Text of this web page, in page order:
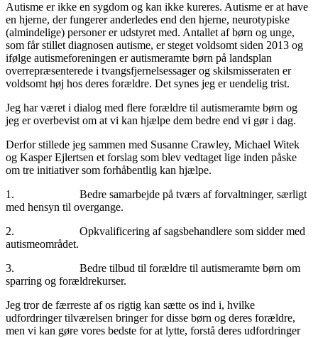
Autisme er ikke en sygdom og kan ikke kureres. Autisme er at have
en hjerne, der fungerer anderledes end den hjerne, neurotypiske
(almindelige) personer er udstyret med. Antallet af børn og unge,
som får stillet diagnosen autisme, er steget voldsomt siden 2013 og
ifølge autismeforeningen er autismeramte børn på landsplan
overrepræsenterede i tvangsfjernelsessager og skilsmisseraten er
voldsomt høj hos deres forældre. Det synes jeg er uendelig trist.
Jeg har været i dialog med flere forældre til autismeramte børn og
jeg er overbevist om at vi kan hjælpe dem bedre end vi gør i dag.
Derfor stillede jeg sammen med Susanne Crawley, Michael Witek
og Kasper Ejlertsen et forslag som blev vedtaget lige inden påske
om tre initiativer som forhåbentlig kan hjælpe.
1. Bedre samarbejde på tværs af forvaltninger, særligt
med hensyn til overgange.
2. Opkvalificering af sagsbehandlere som sidder med
autismeområdet.
3. Bedre tilbud til forældre til autismeramte børn om
sparring og forældrekurser.
Jeg tror de færreste af os rigtig kan sætte os ind i, hvilke
udfordringer tilværelsen bringer for disse børn og deres forældre,
men vi kan gøre vores bedste for at lytte, forstå deres udfordringer